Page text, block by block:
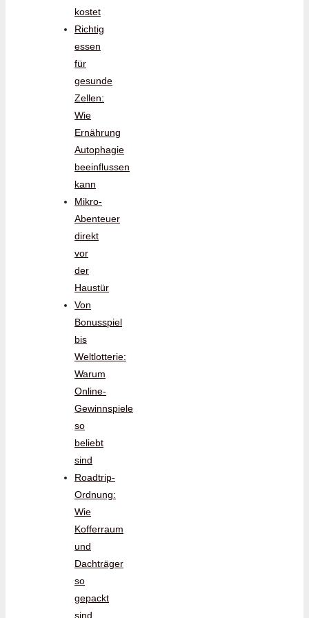
kostet
Richtig
essen
für
gesunde
Zellen:
Wie
Ernährung
Autophagie
beeinflussen
kann
Mikro-
Abenteuer
direkt
vor
der
Haustür
Von
Bonusspiel
bis
Weltlotterie:
Warum
Online-
Gewinnspiele
so
beliebt
sind
Roadtrip-
Ordnung:
Wie
Kofferraum
und
Dachträger
so
gepackt
sind,